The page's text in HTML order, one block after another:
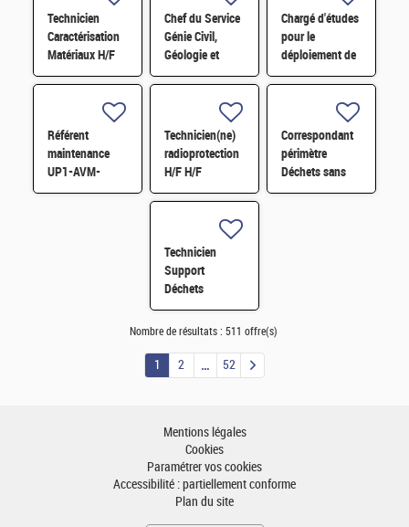
Technicien
Caractérisation
Matériaux H/F
Chef du Service
Génie Civil,
Géologie et
Géotechnique
Chargé d'études
pour le
déploiement de
l'économie
Référent
maintenance
UP1-AVM-
IECDA H/F
Technicien(ne)
radioprotection
H/F H/F
Correspondant
périmètre
Déchets sans
filières H/F
Technicien
Support
Déchets
Transport STEL
H/F
Nombre de résultats : 511 offre(s)
1 2 52
Mentions légales
Cookies
Paramétrer vos cookies
Accessibilité : partiellement conforme
Plan du site